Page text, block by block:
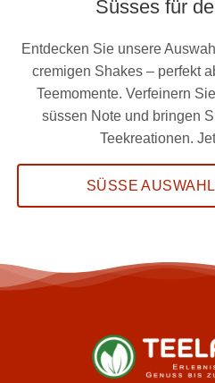
Süsses für
Entdecken Sie unsere
cremigen Shakes – perfekt
Teemomente. Verfeinern
süssen Note und bringen
Teekreationen.
SÜSSE